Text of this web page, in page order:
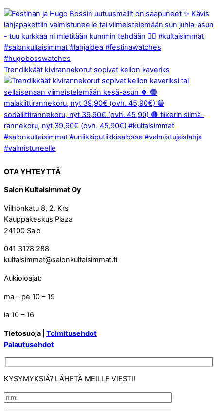
Trendikkäät kivirannekorut sopivat kellon kaveriks
OTA YHTEYTTÄ
Salon Kultaisimmat Oy
Vilhonkatu 8, 2. Krs
Kauppakeskus Plaza
24100 Salo
041 3178 288
kultaisimmat@salonkultaisimmat.fi
Aukioloajat:
ma – pe 10 – 19
la 10 – 16
Tietosuoja | Toimitusehdot
Palautusehdot
KYSYMYKSIÄ? LÄHETÄ MEILLE VIESTI!